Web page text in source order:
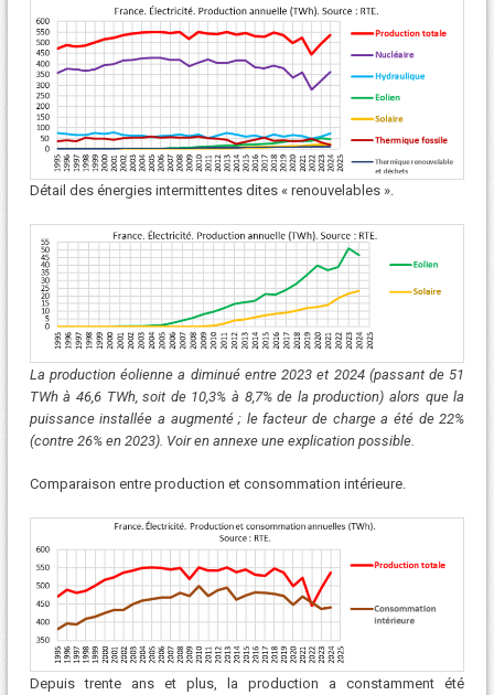
Détail des énergies intermittentes dites « renouvelables ».
La production éolienne a diminué entre 2023 et 2024 (passant de 51
TWh à 46,6 TWh, soit de 10,3% à 8,7% de la production) alors que la
puissance installée a augmenté ; le facteur de charge a été de 22%
(contre 26% en 2023). Voir en annexe une explication possible.
Comparaison entre production et consommation intérieure.
Depuis trente ans et plus, la production a constamment été